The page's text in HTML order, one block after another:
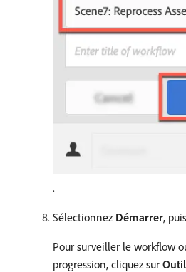
.
Sélectionnez Démarrer, puis
Pour surveiller le workflow
progression, cliquez sur